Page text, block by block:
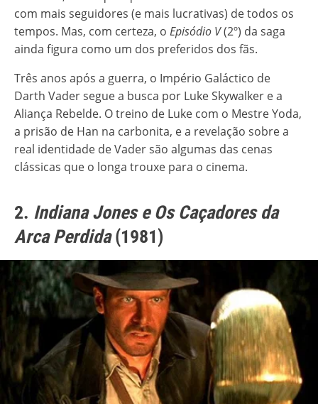
com mais seguidores (e mais lucrativas) de todos os
tempos. Mas, com certeza, o Episódio V(2º) da saga
ainda figura como um dos preferidos dos fãs.
Três anos após a guerra, o Império Galáctico de
Darth Vader segue a busca por Luke Skywalker e a
Aliança Rebelde. O treino de Luke com o Mestre Yoda,
a prisão de Han na carbonita, e a revelação sobre a
real identidade de Vader são algumas das cenas
clássicas que o longa trouxe para o cinema.
2. Indiana Jones e Os Caçadores da
Arca Perdida(1981)